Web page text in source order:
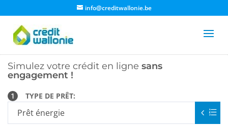
info@creditwallonie.be
Simulez votre crédit en ligne sans
engagement !
1 TYPE DE PRÊT: